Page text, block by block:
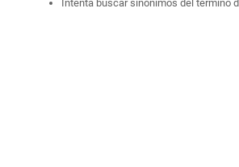
Intenta buscar sinónimos del término